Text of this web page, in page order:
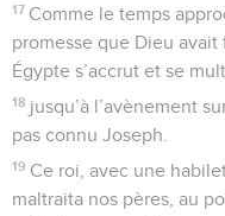
17 Comme le temps
promesse que Dieu
Égypte s’accrut et se
18 jusqu’à l’avènement
pas connu Joseph.
19 Ce roi, avec une
maltraita nos pères, au